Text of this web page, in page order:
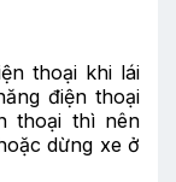
thoại khi lái
điện thoại
thoại thì nên
dừng xe ở